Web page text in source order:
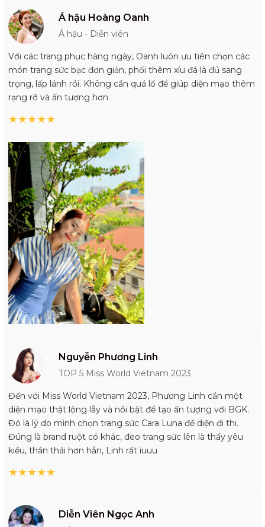
Á hậu Hoàng Oanh
Á hậu - Diễn viên
Với các trang phục hàng ngày, Oanh luôn ưu tiên chọn các
món trang sức bạc đơn giản, phối thêm xíu đá là đủ sang
trọng, lấp lánh rồi. Không cần quá lố để giúp diện mạo thêm
rạng rỡ và ấn tượng hơn
★★★★★
Nguyễn Phương Linh
TOP 5 Miss World Vietnam 2023
Đến với Miss World Vietnam 2023, Phương Linh cần một
diện mạo thật lộng lẫy và nổi bật để tạo ấn tượng với BGK.
Đó là lý do mình chọn trang sức Cara Luna để diện đi thi.
Đúng là brand ruột có khác, đeo trang sức lên là thấy yêu
kiều, thần thái hơn hẳn, Linh rất iuuu
★★★★★
Diễn Viên Ngọc Anh